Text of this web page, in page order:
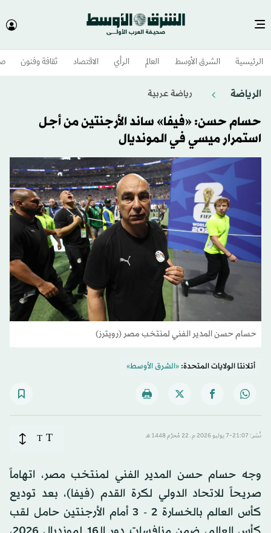
الرئيسية الشرق الأوسط​ العالم الرأي الاقتصاد ثقافة وفنون
الرياضة رياضة عربية
حسام حسن: «فيفا» ساند الأرجنتين من أجل
استمرار ميسي في المونديال
حسام حسن المدير الفني لمنتخب مصر (رويترز)
أتلانتا الولايات المتحدة:«الشرق الأوسط»
نُشر: 21:07-7 يوليو 2026 م ـ 22 مُحرَّم 1448 هـ T
T
وجه حسام حسن المدير الفني لمنتخب مصر، اتهاماً
صريحاً للاتحاد الدولي لكرة القدم (فيفا)، بعد توديع
كأس العالم بالخسارة 2 - 3 أمام الأرجنتين حامل لقب